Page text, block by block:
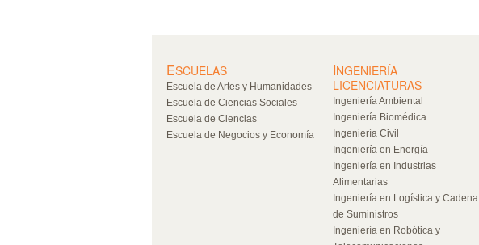
ESCUELAS
Escuela de Artes y Humanidades
Escuela de Ciencias Sociales
Escuela de Ciencias
Escuela de Negocios y Economía
INGENIERÍA
LICENCIATURAS
Ingeniería Ambiental
Ingeniería Biomédica
Ingeniería Civil
Ingeniería en Energía
Ingeniería en Industrias
Alimentarias
Ingeniería en Logística y Cadena
de Suministros
Ingeniería en Robótica y